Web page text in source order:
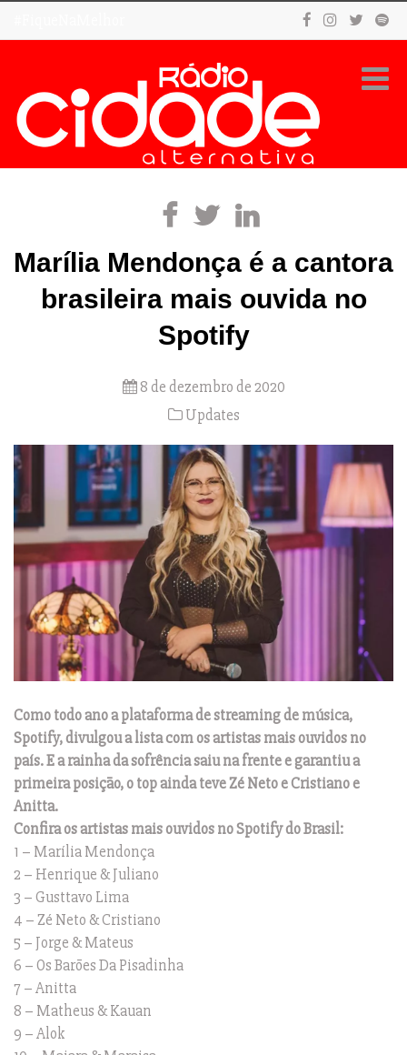
Marília Mendonça é a cantora
brasileira mais ouvida no
Spotify
8 de dezembro de 2020
Updates
Como todo ano a plataforma de streaming de música,
Spotify, divulgou a lista com os artistas mais ouvidos no
país. E a rainha da sofrência saiu na frente e garantiu a
primeira posição, o top ainda teve Zé Neto e Cristiano e
Anitta.
Confira os artistas mais ouvidos no Spotify do Brasil:
1 – Marília Mendonça
2 – Henrique & Juliano
3 – Gusttavo Lima
4 – Zé Neto & Cristiano
5 – Jorge & Mateus
6 – Os Barões Da Pisadinha
7 – Anitta
8 – Matheus & Kauan
9 – Alok